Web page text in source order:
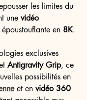
les limites du
une vidéo
en 8K.
exclusives
Antigravity Grip, ce
possibilités en
et en vidéo 360